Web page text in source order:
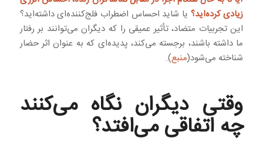
زیادی کرده‌اید؟ یا شاید احساس اضطراب فلج‌کننده‌ای داشته‌اید؟
این تجربیات متضاد، تأثیر عمیقی را که دیگران می‌توانند بر رفتار
ما داشته باشند، برجسته می‌کند، پدیده‌ای که به عنوان اثر حضار
شناخته می‌شود(منبع).
وقتی دیگران نگاه می‌کنند
چه اتفاقی می‌افتد؟